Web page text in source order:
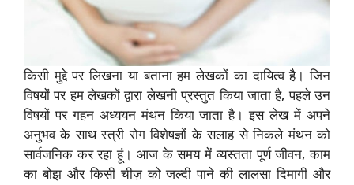
किसी मुद्दे पर लिखना या बताना हम लेखकों का दायित्व है। जिन
विषयों पर हम लेखकों द्वारा लेखनी प्रस्तुत किया जाता है, पहले उन
विषयों पर गहन अध्ययन मंथन किया जाता है। इस लेख में अपने
अनुभव के साथ स्त्री रोग विशेषज्ञों के सलाह से निकले मंथन को
सार्वजनिक कर रहा हूं। आज के समय में व्यस्तता पूर्ण जीवन, काम
का बोझ और किसी चीज़ को जल्दी पाने की लालसा दिमागी और